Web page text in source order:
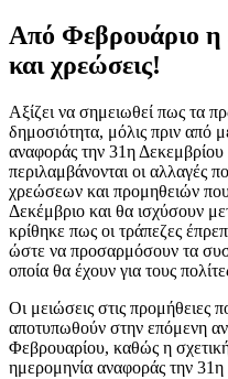
Από Φεβρουάριο η
και χρεώσεις!
Αξίζει να σημειωθεί πως τα
δημοσιότητα, μόλις πριν από
αναφοράς την 31η
περιλαμβάνονται οι αλλαγές
χρεώσεων και προμηθειών
Δεκέμβριο και θα ισχύσουν
κρίθηκε πως οι τράπεζες
ώστε να προσαρμόσουν τα
οποία θα έχουν για τους
Οι μειώσεις στις προμήθειες
αποτυπωθούν στην επόμενη
Φεβρουαρίου, καθώς η
ημερομηνία αναφοράς την 31η